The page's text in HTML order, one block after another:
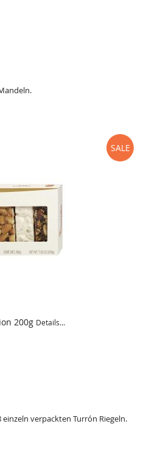
SALE
200g Details...
verpackten Turrón Riegeln.